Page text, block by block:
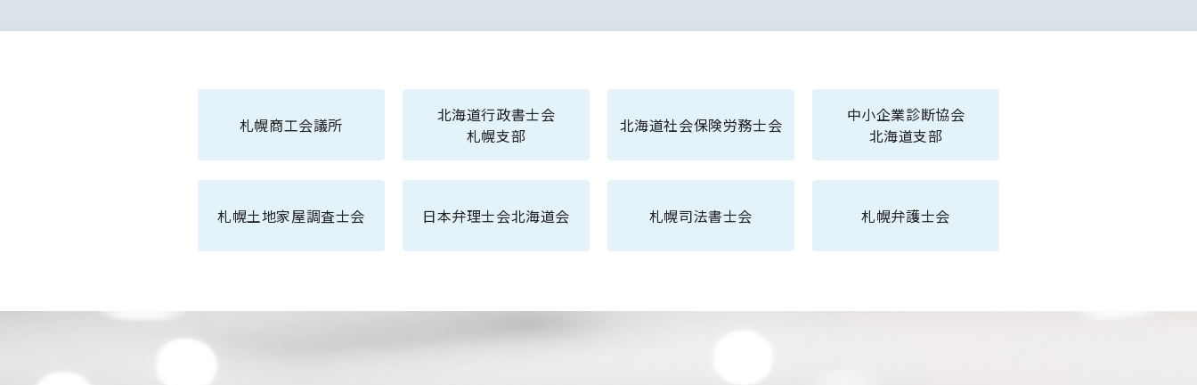
札幌商工会議所
北海道行政書士会
札幌支部
北海道社会保険労務士会
中小企業診断協会
北海道支部
札幌土地家屋調査士会 日本弁理士会北海道会 札幌司法書士会 札幌弁護士会